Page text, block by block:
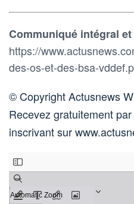
Communiqué intégral
https://
des-os-et-des-bsa-
© Copyright Actusnews
Recevez gratuitement
inscrivant sur